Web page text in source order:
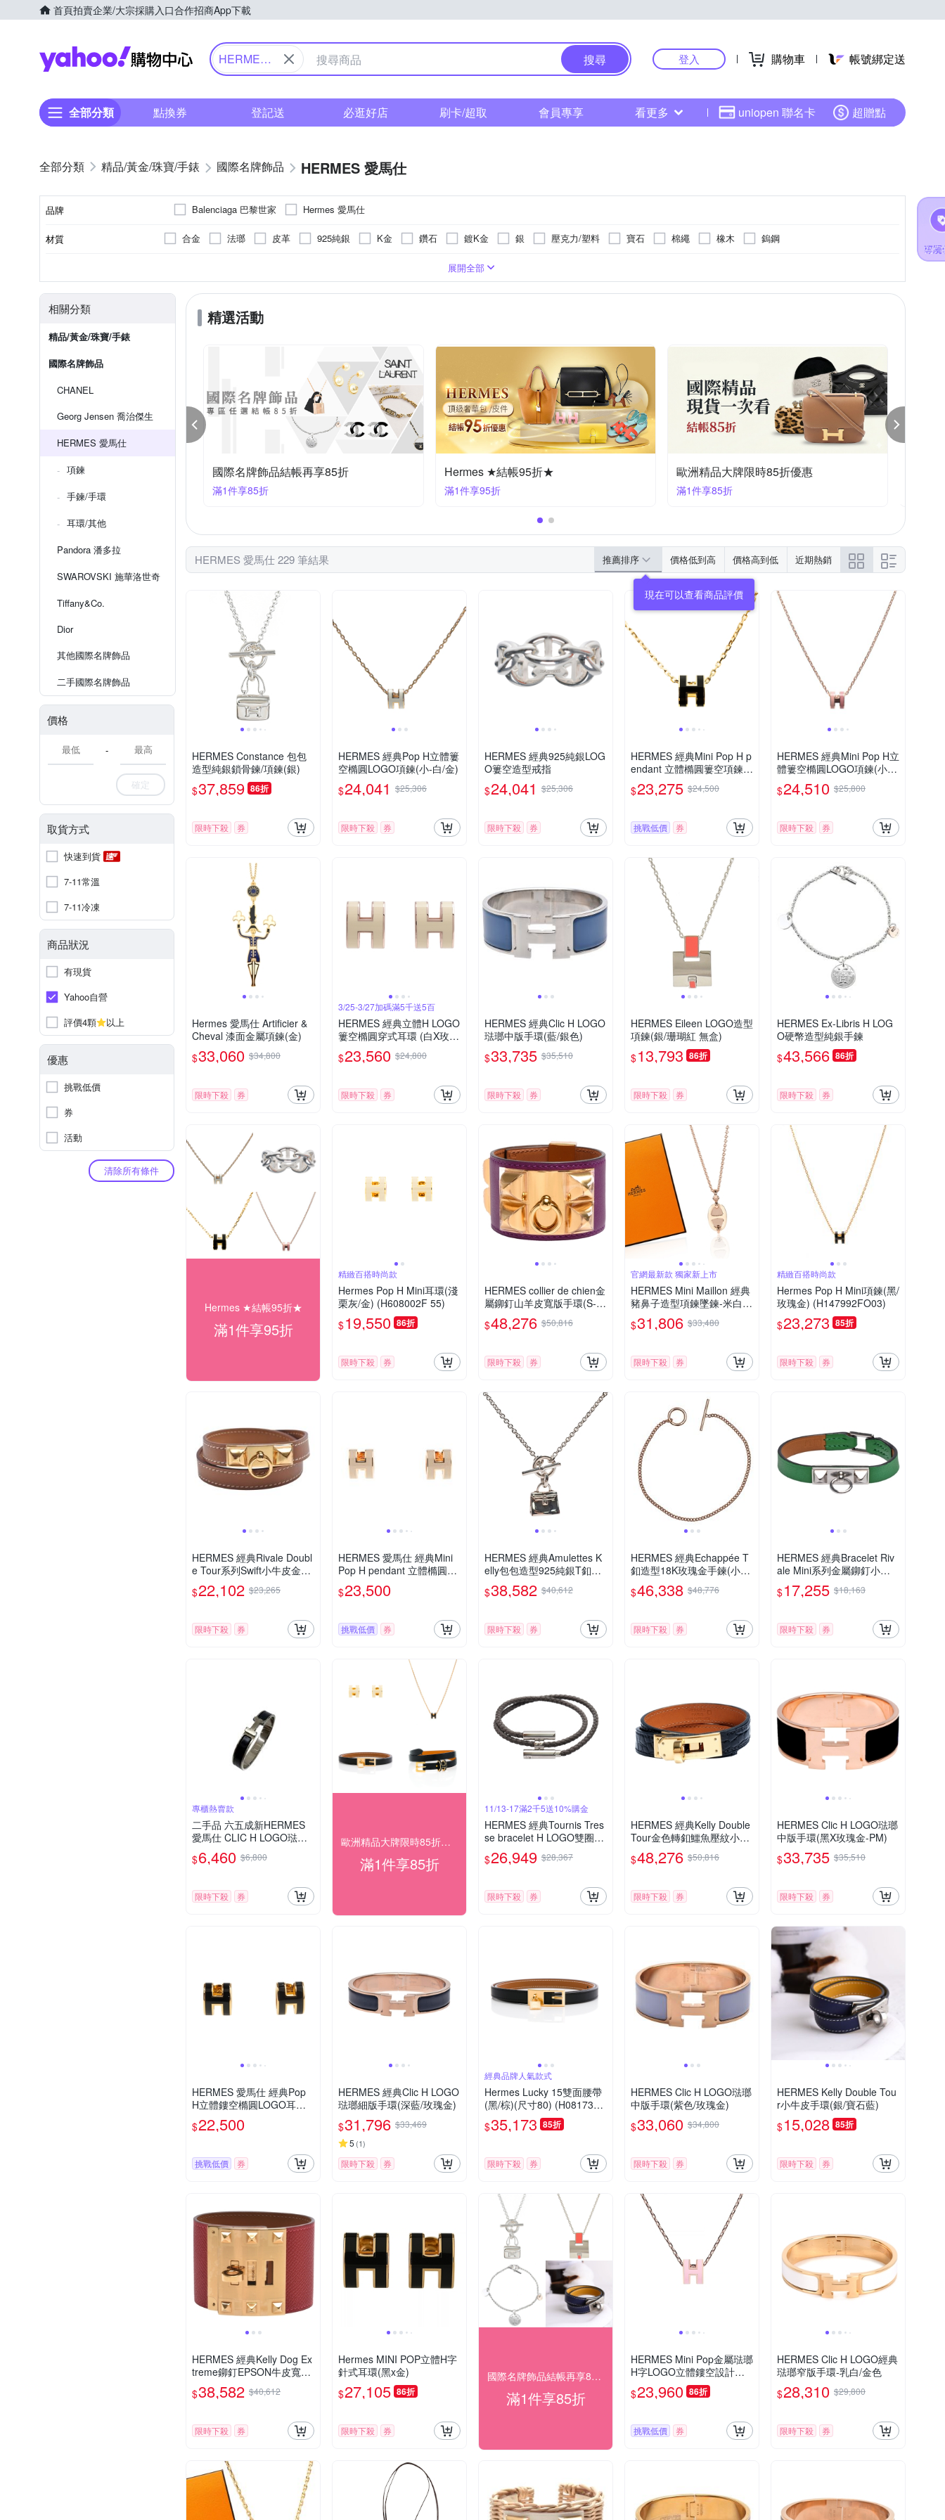
首頁拍賣企業/大宗採購入口合作招商App下載
Yahoo購物中心
HERMES
搜尋 登入 購物車 帳號綁定送
全部分類 點換券 登記送 必逛好店 刷卡/超取 會員專享 看更多 uniopen 聯名卡 超贈點
精品/黃金/珠寶/手錶 國際名牌飾品 HERMES 愛馬仕
品牌 Balenciaga 巴黎世家 Hermes 愛馬仕
材質 合金 法瑯 皮革 925純銀 K金 鑽石 鍍K金 銀 壓克力/塑料 寶石 棉繩 橡木 鎢鋼
串珠/吊飾
展開全部
相關分類
精品/黃金/珠寶/手錶
國際名牌飾品
CHANEL
Georg Jensen 喬治傑生
HERMES 愛馬仕
項鍊
手鍊/手環
耳環/其他
Pandora 潘多拉
SWAROVSKI 施華洛世奇
Tiffany&Co.
Dior
其他國際名牌飾品
二手國際名牌飾品
價格
-
確定
取貨方式
快速到貨
7-11常溫
7-11冷凍
商品狀況
有現貨
Yahoo自營
評價4顆
以上
優惠
挑戰低價
券
活動
清除所有條件
精選活動
牌飾品結帳再享85折 Hermes ★結帳95折★
滿1件享95折
歐洲精品大牌限時85折優惠
滿1件享85折
歐美精品服飾/包款 回饋結帳85折
滿1件享85折
HERMES 愛馬仕 229 筆結果 推薦排序 價格低到高 價格高到低 近期熱銷
HERMES Constance 包包
造型純銀鎖骨鍊/項鍊(銀)
$37,859 86折
限時下殺 券
HERMES 經典Pop H立體簍
空橢圓LOGO項鍊(小-白/金)
$24,041 $25,306
限時下殺 券
HERMES 經典925純銀LOG
O簍空造型戒指
$24,041 $25,306
限時下殺 券
HERMES 經典Mini Pop H p
endant 立體橢圓簍空項鍊
(黑色/金鍊)
$23,275 $24,500
挑戰低價 券
HERMES 經典Mini Pop H立
體簍空橢圓LOGO項鍊(小_
玫瑰粉x粉/玫瑰金)
$24,510 $25,800
限時下殺 券
Hermes 愛馬仕 Artificier &
Cheval 漆面金屬項鍊(金)
$33,060 $34,800
限時下殺 券
3/25-3/27加碼滿5千送5百
HERMES 經典立體H LOGO
簍空橢圓穿式耳環 (白X玫瑰
金)
$23,560 $24,800
限時下殺 券
HERMES 經典Clic H LOGO
琺瑯中版手環(藍/銀色)
$33,735 $35,510
限時下殺 券
HERMES Eileen LOGO造型
項鍊(銀/珊瑚紅 無盒)
$13,793 86折
限時下殺 券
HERMES Ex-Libris H LOG
O硬幣造型純銀手鍊
$43,566 86折
限時下殺 券
Hermes ★結帳95折★
滿1件享95折
精緻百搭時尚款
Hermes Pop H Mini耳環(淺
栗灰/金) (H608002F 55)
$19,550 86折
限時下殺 券
HERMES collier de chien金
屬鉚釘山羊皮寬版手環(S-紫
X金)
$48,276 $50,816
限時下殺 券
官網最新款 獨家新上市
HERMES Mini Maillon 經典
豬鼻子造型項鍊墜鍊-米白
色/玫瑰金
$31,806 $33,480
限時下殺 券
精緻百搭時尚款
Hermes Pop H Mini項鍊(黑/
玫瑰金) (H147992FO03)
$23,273 85折
限時下殺 券
HERMES 經典Rivale Doubl
e Tour系列Swift小牛皮金鉚
釘雙圈手鍊/手環(金棕)
$22,102 $23,265
限時下殺 券
HERMES 愛馬仕 經典Mini
Pop H pendant 立體橢圓簍
空穿式耳環(MARRON GLA
CE/玫瑰金)
$23,500
挑戰低價 券
HERMES 經典Amulettes K
elly包包造型925純銀T釦項
鍊
$38,582 $40,612
限時下殺 券
HERMES 經典Echappée T
釦造型18K玫瑰金手鍊(小-
玫瑰金)
$46,338 $48,776
限時下殺 券
HERMES 經典Bracelet Riv
ale Mini系列金屬鉚釘小牛
皮細版手環(綠/銀)
$17,255 $18,163
限時下殺 券
專櫃熱賣款
二手品 六五成新HERMES
愛馬仕 CLIC H LOGO琺瑯
扣式手環黑銀(T5)
$6,460 $6,800
限時下殺 券
歐洲精品大牌限時85折優惠
滿1件享85折
11/13-17滿2千5送10%購金
HERMES 經典Tournis Tres
se bracelet H LOGO雙圈小
牛皮細版手環(灰色)
$26,949 $28,367
限時下殺 券
HERMES 經典Kelly Double
Tour金色轉釦鱷魚壓紋小牛
皮二圈手環(黑)
$48,276 $50,816
限時下殺 券
HERMES Clic H LOGO琺瑯
中版手環(黑X玫瑰金-PM)
$33,735 $35,510
限時下殺 券
HERMES 愛馬仕 經典Pop
H立體鏤空橢圓LOGO耳環
(小/黑色/淺金)
$22,500
挑戰低價 券
HERMES 經典Clic H LOGO
琺瑯細版手環(深藍/玫瑰金)
$31,796 $33,469
5 (1)
限時下殺 券
經典品牌人氣款式
Hermes Lucky 15雙面腰帶
(黑/棕)(尺寸80) (H081739C
CAB080)
$35,173 85折
限時下殺 券
HERMES Clic H LOGO琺瑯
中版手環(紫色/玫瑰金)
$33,060 $34,800
限時下殺 券
HERMES Kelly Double Tou
r小牛皮手環(銀/寶石藍)
$15,028 85折
限時下殺 券
HERMES 經典Kelly Dog Ex
treme鉚釘EPSON牛皮寬版
手環(紅/金)
$38,582 $40,612
限時下殺 券
Hermes MINI POP立體H字
針式耳環(黑x金)
$27,105 86折
限時下殺 券
國際名牌飾品結帳再享85折
滿1件享85折
HERMES Mini Pop金屬琺瑯
H字LOGO立體鏤空設計鉤
扣項鍊(粉紅x玫瑰金)
$23,960 86折
挑戰低價 券
HERMES Clic H LOGO經典
琺瑯窄版手環-乳白/金色
$28,310 $29,800
限時下殺 券